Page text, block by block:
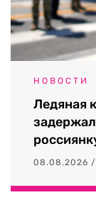
НОВОСТИ
Ледяная
08.08.2026